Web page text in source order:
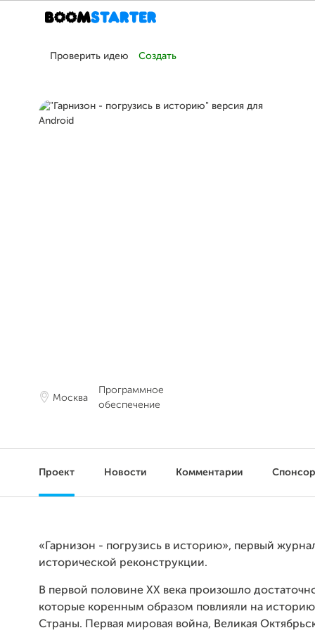
Проверить идею Создать
Москва
Программное
обеспечение
Проект Новости Комментарии
«Гарнизон - погрузись в историю», первый
исторической реконструкции.
В первой половине ХХ века произошло
которые коренным образом повлияли на
Страны. Первая мировая война, Великая